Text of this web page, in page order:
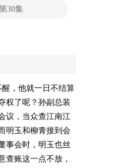
30集
，他就一日不结算
权了呢？孙副总装
议，当众查江南江
明玉和柳青接到会
事会时，明玉也丝
查账这一点不放，